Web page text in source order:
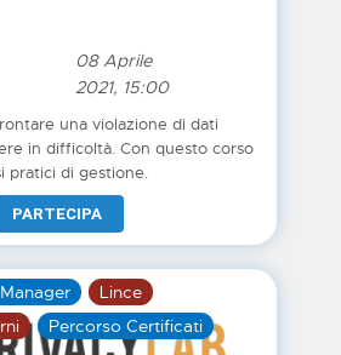
08 Aprile
2021, 15:00
una violazione di dati
in difficoltà. Con questo corso
pratici di gestione.
PARTECIPA
Lince
Percorso Certificati